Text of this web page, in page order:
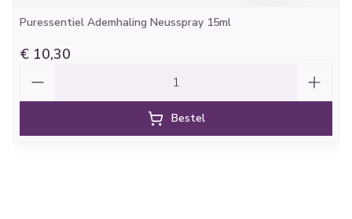
Puressentiel Ademhaling Neusspray 15ml
€ 10,30
Bestel